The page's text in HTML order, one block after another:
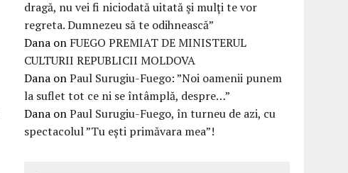
dragă, nu vei fi niciodată uitată şi mulţi te vor
regreta. Dumnezeu să te odihnească”
Dana on FUEGO PREMIAT DE MINISTERUL
CULTURII REPUBLICII MOLDOVA
Dana onPaul Surugiu-Fuego: ”Noi oamenii punem
la suflet tot ce ni se întâmplă, despre…”
Dana onPaul Surugiu-Fuego, în turneu de azi, cu
spectacolul ”Tu ești primăvara mea”!